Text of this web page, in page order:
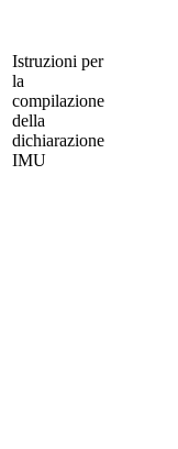
Istruzioni per
la
compilazione
della
dichiarazione
IMU